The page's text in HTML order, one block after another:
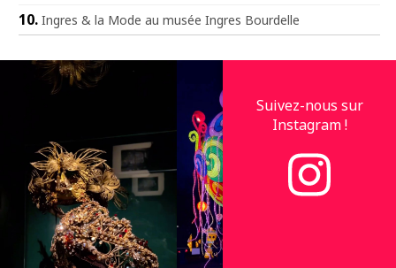
Ingres & la Mode au musée Ingres Bourdelle
Suivez-nous sur
Instagram !